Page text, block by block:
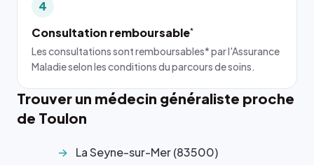
4
Consultation remboursable*
Les consultations sont remboursables* par l'Assurance
Maladie selon les conditions du parcours de soins.
Trouver un médecin généraliste proche
de Toulon
La Seyne-sur-Mer (83500)